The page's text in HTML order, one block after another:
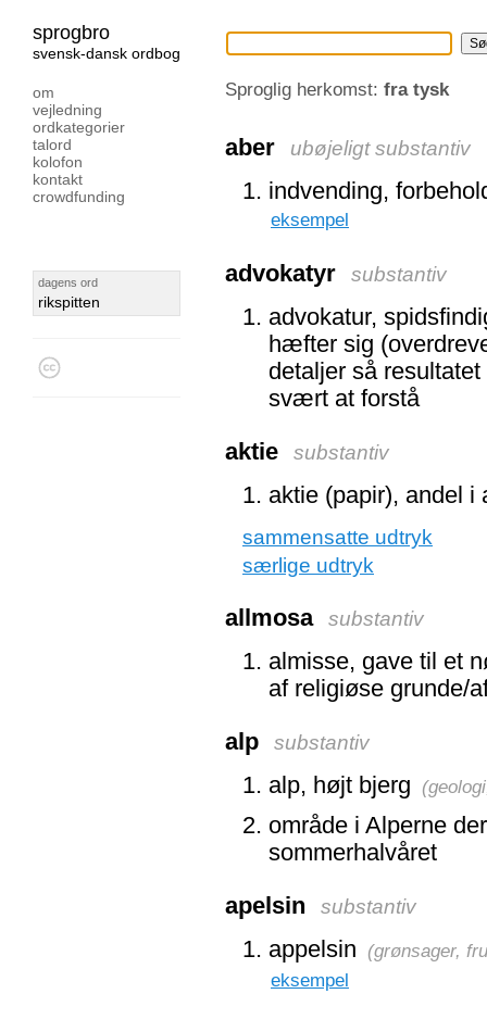
sprogbro
svensk-dansk ordbog
om
vejledning
ordkategorier
talord
kolofon
kontakt
crowdfunding
dagens ord
rikspitten
Sproglig herkomst: fra tysk
aber ubøjeligt substantiv
indvending,
eksempel
advokatyr substantiv
advokatur,
hæfter sig
detaljer så
svært at forstå
aktie
substantiv
aktie (papir), andel i
sammensatte udtryk
særlige udtryk
allmosa substantiv
almisse, gave til et
af religiøse grunde/
alp
substantiv
alp, højt bjerg (
område i Alperne
sommerhalvåret
apelsin
substantiv
appelsin (grønsager,
eksempel